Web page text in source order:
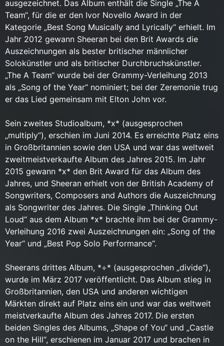
ausgezeichnet. Das Album enthält die Single „The A
Team“, für die er den Ivor Novello Award in der
Kategorie „Best Song Musically and Lyrically“ erhielt. Im
Jahr 2012 gewann Sheeran bei den Brit Awards die
Auszeichnungen als bester britischer männlicher
Solokünstler und als britischer Durchbruchskünstler.
„The A Team“ wurde bei der Grammy-Verleihung 2013
als „Song of the Year“ nominiert; bei der Zeremonie trug
er das Lied gemeinsam mit Elton John vor.
Sein zweites Studioalbum, *x* (ausgesprochen
„multiply“), erschien im Juni 2014. Es erreichte Platz eins
in Großbritannien sowie den USA und war das weltweit
zweitmeistverkaufte Album des Jahres 2015. Im Jahr
2015 gewann *x* den Brit Award für das Album des
Jahres, und Sheeran erhielt von der British Academy of
Songwriters, Composers and Authors die Auszeichnung
als Songwriter des Jahres. Die Single „Thinking Out
Loud“ aus dem Album *x* brachte ihm bei der Grammy-
Verleihung 2016 zwei Auszeichnungen ein: „Song of the
Year“ und „Best Pop Solo Performance“.
Sheerans drittes Album, *÷* (ausgesprochen „divide“),
wurde im März 2017 veröffentlicht. Das Album stieg in
Großbritannien, den USA und anderen wichtigen
Märkten direkt auf Platz eins ein und war das weltweit
meistverkaufte Album des Jahres 2017. Die ersten
beiden Singles des Albums, „Shape of You“ und „Castle
on the Hill“, erschienen im Januar 2017 und brachen in